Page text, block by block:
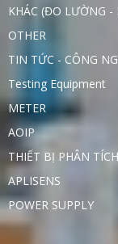
KHÁC (ĐO LƯỜNG -
OTHER
TIN TỨC - CÔNG
Testing Equipment
METER
AOIP
THIẾT BỊ PHÂN TÍCH
APLISENS
POWER SUPPLY